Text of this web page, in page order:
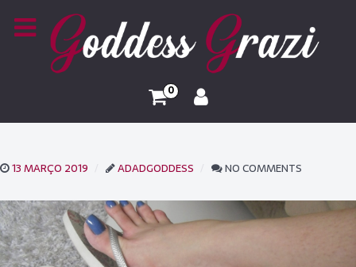
0
13 MARÇO 2019 ADADGODDESS NO COMMENTS